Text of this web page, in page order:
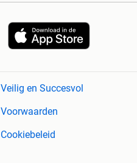
Veilig en Succesvol
Voorwaarden
Cookiebeleid